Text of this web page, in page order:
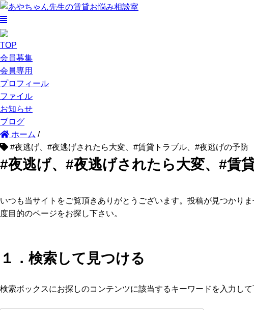
TOP
会員募集
会員専用
プロフィール
ファイル
お知らせ
ブログ
ホーム /
#夜逃げ、#夜逃げされたら大変、#賃貸トラブル、#夜逃げの予防
#夜逃げ、#夜逃げされたら大変、#賃
いつも当サイトをご覧頂きありがとうございます。投稿が見つかり
度目的のページをお探し下さい。
１．検索して見つける
検索ボックスにお探しのコンテンツに該当するキーワードを入力し